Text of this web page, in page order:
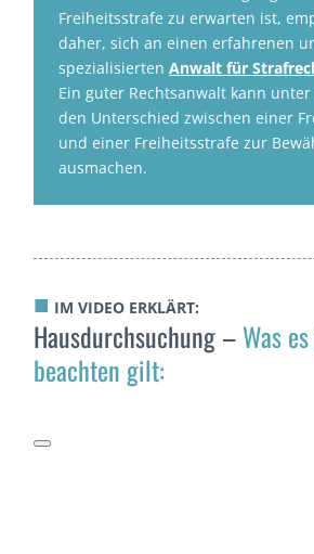
Freiheitsstrafe zu erwarten ist,
daher, sich an einen erfahrenen
spezialisiertenAnwalt für
Ein guter Rechtsanwalt kann
den Unterschied zwischen einer
und einer Freiheitsstrafe zur
ausmachen.
■ IM VIDEO ERKLÄRT:
Hausdurchsuchung –Was
beachten gilt: